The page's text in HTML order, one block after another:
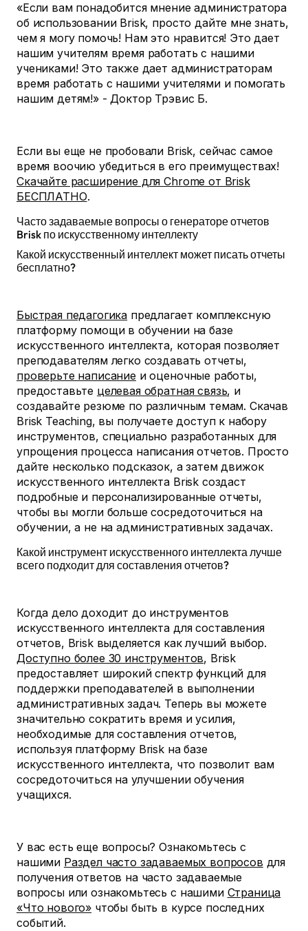
«Если вам понадобится мнение администратора
об использовании Brisk, просто дайте мне знать,
чем я могу помочь! Нам это нравится! Это дает
нашим учителям время работать с нашими
учениками! Это также дает администраторам
время работать с нашими учителями и помогать
нашим детям!» - Доктор Трэвис Б.
Если вы еще не пробовали Brisk, сейчас самое
время воочию убедиться в его преимуществах!
Скачайте расширение для Chrome от Brisk
БЕСПЛАТНО.
Часто задаваемые вопросы о генераторе отчетов
Brisk по искусственному интеллекту
Какой искусственный интеллект может писать отчеты
бесплатно?
Быстрая педагогика предлагает комплексную
платформу помощи в обучении на базе
искусственного интеллекта, которая позволяет
преподавателям легко создавать отчеты,
проверьте написаниеи оценочные работы,
предоставьте целевая обратная связь, и
создавайте резюме по различным темам. Скачав
Brisk Teaching, вы получаете доступ к набору
инструментов, специально разработанных для
упрощения процесса написания отчетов. Просто
дайте несколько подсказок, а затем движок
искусственного интеллекта Brisk создаст
подробные и персонализированные отчеты,
чтобы вы могли больше сосредоточиться на
обучении, а не на административных задачах.
Какой инструмент искусственного интеллекта лучше
всего подходит для составления отчетов?
Когда дело доходит до инструментов
искусственного интеллекта для составления
отчетов, Brisk выделяется как лучший выбор.
Доступно более 30 инструментов, Brisk
предоставляет широкий спектр функций для
поддержки преподавателей в выполнении
административных задач. Теперь вы можете
значительно сократить время и усилия,
необходимые для составления отчетов,
используя платформу Brisk на базе
искусственного интеллекта, что позволит вам
сосредоточиться на улучшении обучения
учащихся.
У вас есть еще вопросы? Ознакомьтесь с
нашими Раздел часто задаваемых вопросов для
получения ответов на часто задаваемые
вопросы или ознакомьтесь с нашими Страница
«Что нового» чтобы быть в курсе последних
событий.